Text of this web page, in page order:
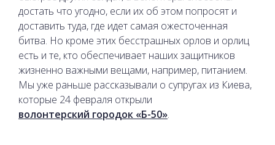
достать что угодно, если их об этом попросят и
доставить туда, где идет самая ожесточенная
битва. Но кроме этих бесстрашных орлов и орлиц
есть и те, кто обеспечивает наших защитников
жизненно важными вещами, например, питанием.
Мы уже раньше рассказывали о супругах из Киева,
которые 24 февраля открыли
волонтерский городок «Б-50».